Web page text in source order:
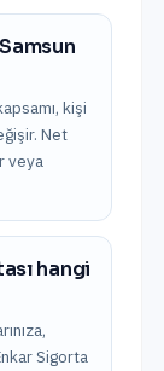
kişi
Net
veya
hangi
Sigorta